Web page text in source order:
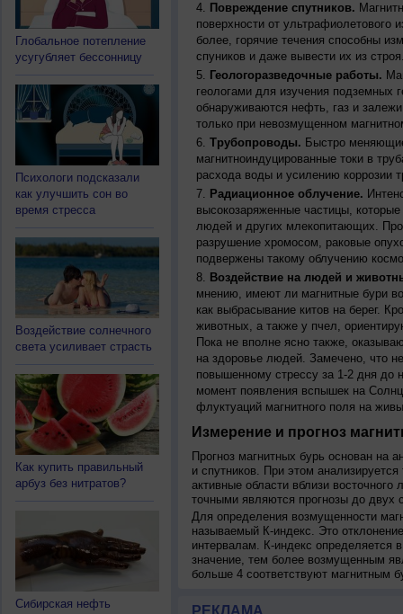
Глобальное потепление
усугубляет бессонницу
Психологи подсказали
как улучшить сон во
время стресса
Воздействие солнечного
света усиливает страсть
Как купить правильный
арбуз без нитратов?
Сибирская нефть
Повреждение спутников.
поверхности от ультрафиолетового
более, горячие течения способны
спуников и даже вывести их из
Геологоразведочные работы.
геологами для изучения подземных
обнаруживаются нефть, газ и
только при невозмущенном
Трубопроводы. Быстро
магнитноиндуцированные токи в
расхода воды и усилению коррозии
Радиационное облучение.
высокозаряженные частицы,
людей и других млекопитающих.
разрушение хромосом, раковые
подвержены такому облучению
Воздействие на людей и
мнению, имеют ли магнитные бури
как выбрасывание китов на берег.
животных, а также у пчел,
Пока не вполне ясно также,
на здоровье людей. Замечено, что
повышенному стрессу за 1-2 дня до
момент появления вспышек на
флуктуаций магнитного поля на
Измерение и прогноз
Прогноз магнитных бурь основан на
и спутников. При этом
активные области вблизи
точными являются прогнозы до двух
Для определения возмущенности
называемый К-индекс. Это
интервалам. К-индекс определяется
значение, тем более возмущенным
больше 4 соответствуют магнитным
РЕКЛАМА